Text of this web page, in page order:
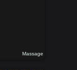
Massage